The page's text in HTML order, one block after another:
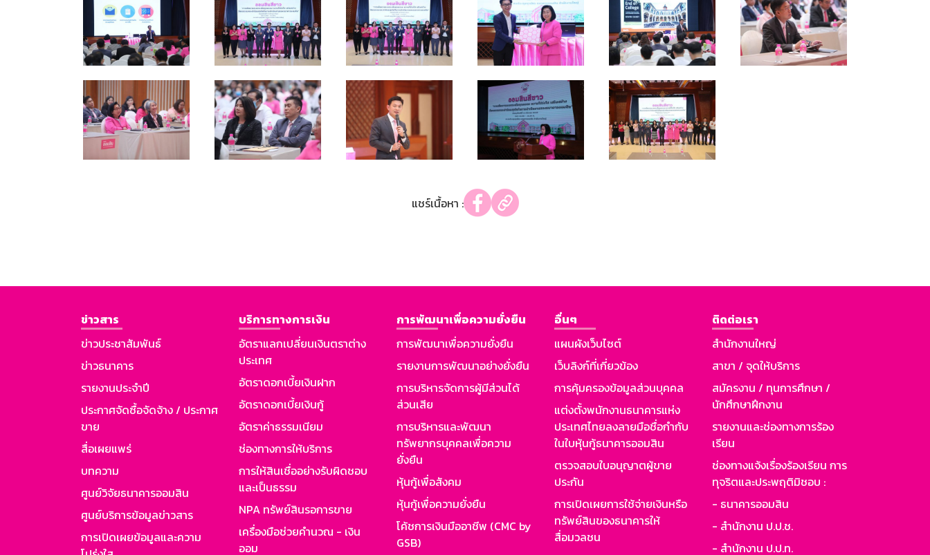
แชร์เนื้อหา :
ข่าวสาร
ข่าวประชาสัมพันธ์
ข่าวธนาคาร
รายงานประจำปี
ประกาศจัดซื้อจัดจ้าง / ประกาศ
ขาย
สื่อเผยแพร่
บทความ
ศูนย์วิจัยธนาคารออมสิน
ศูนย์บริการข้อมูลข่าวสาร
การเปิดเผยข้อมูลและความ
บริการทางการเงิน
อัตราแลกเปลี่ยนเงินตราต่าง
ประเทศ
อัตราดอกเบี้ยเงินฝาก
อัตราดอกเบี้ยเงินกู้
อัตราค่าธรรมเนียม
ช่องทางการให้บริการ
การให้สินเชื่ออย่างรับผิดชอบ
และเป็นธรรม
NPA ทรัพย์สินรอการขาย
เครื่องมือช่วยคำนวณ - เงิน
ออม
การพัฒนาเพื่อความยั่งยืน
การพัฒนาเพื่อความยั่งยืน
รายงานการพัฒนาอย่างยั่งยืน
การบริหารจัดการผู้มีส่วนได้
ส่วนเสีย
การบริหารและพัฒนา
ทรัพยากรบุคคลเพื่อความ
ยั่งยืน
หุ้นกู้เพื่อสังคม
หุ้นกู้เพื่อความยั่งยืน
โค้ชการเงินมืออาชีพ (CMC by
GSB)
อื่นๆ
แผนผังเว็บไซต์
เว็บลิงก์ที่เกี่ยวข้อง
การคุ้มครองข้อมูลส่วนบุคคล
แต่งตั้งพนักงานธนาคารแห่ง
ประเทศไทยลงลายมือชื่อกำกับ
ในใบหุ้นกู้ธนาคารออมสิน
ตรวจสอบใบอนุญาตผู้ขาย
ประกัน
การเปิดเผยการใช้จ่ายเงินหรือ
ทรัพย์สินของธนาคารให้
สื่อมวลชน
ติดต่อเรา
สำนักงานใหญ่
สาขา / จุดให้บริการ
สมัครงาน / ทุนการศึกษา /
นักศึกษาฝึกงาน
รายงานและช่องทางการร้อง
เรียน
ช่องทางแจ้งเรื่องร้องเรียน การ
ทุจริตและประพฤติมิชอบ :
- ธนาคารออมสิน
- สำนักงาน ป.ป.ช.
- สำนักงาน ป.ป.ท.